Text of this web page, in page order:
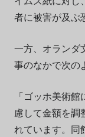
者に被害が及ぶ
一方、オランダ
事のなかで次の
「ゴッホ美術
慮して金額を調
れています。同